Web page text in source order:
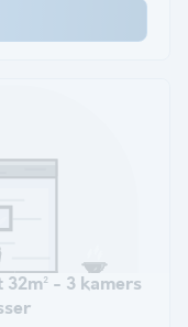
- 3 kamers